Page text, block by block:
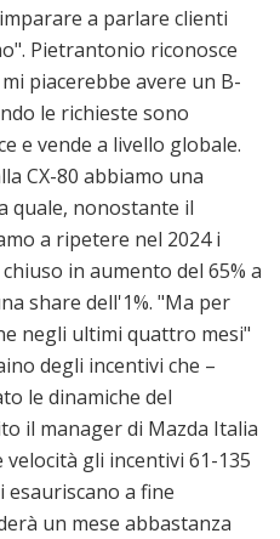
a parlare clienti
Pietrantonio riconosce
piacerebbe avere un B-
le richieste sono
e vende a livello globale.
CX-80 abbiamo una
quale, nonostante il
a ripetere nel 2024 i
in aumento del 65% a
share dell'1%. "Ma per
negli ultimi quattro mesi"
degli incentivi che –
le dinamiche del
il manager di Mazda Italia
gli incentivi 61-135
esauriscano a fine
un mese abbastanza